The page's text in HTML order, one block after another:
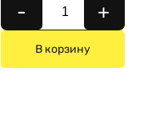
- +
В корзину